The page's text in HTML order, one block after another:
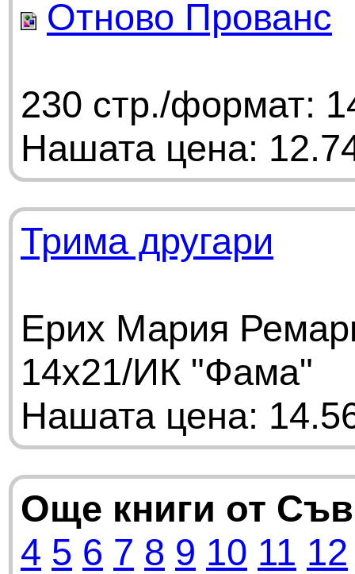
Отново Прованс
230 стр./формат:
Нашата цена:
Трима другари
Ерих Мария
14х21/ИК "Фама"
Нашата цена:
Още книги от
4 5 6 7 8 9 10 11 12